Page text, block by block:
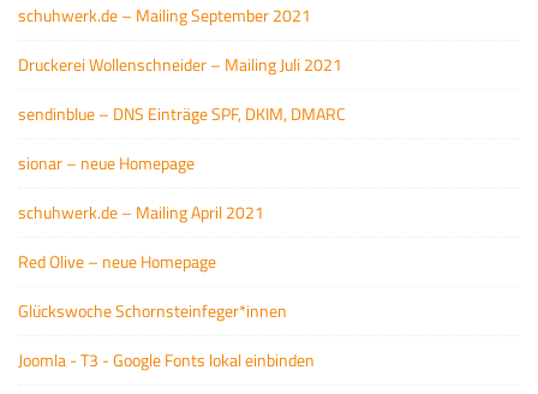
schuhwerk.de – Mailing September 2021
Druckerei Wollenschneider – Mailing Juli 2021
sendinblue – DNS Einträge SPF, DKIM, DMARC
sionar – neue Homepage
schuhwerk.de – Mailing April 2021
Red Olive – neue Homepage
Glückswoche Schornsteinfeger*innen
Joomla - T3 - Google Fonts lokal einbinden